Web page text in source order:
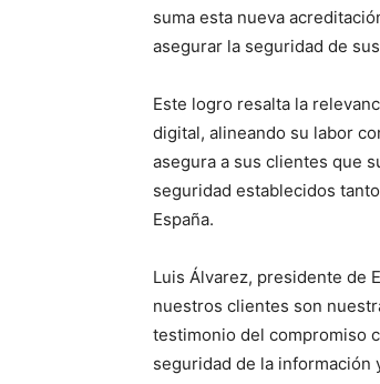
suma esta nueva
asegurar la seguridad de
Este logro resalta la
digital, alineando su labor
asegura a sus clientes que
seguridad establecidos
España.
Luis Álvarez, presidente de
nuestros clientes son
testimonio del compromiso
seguridad de la información